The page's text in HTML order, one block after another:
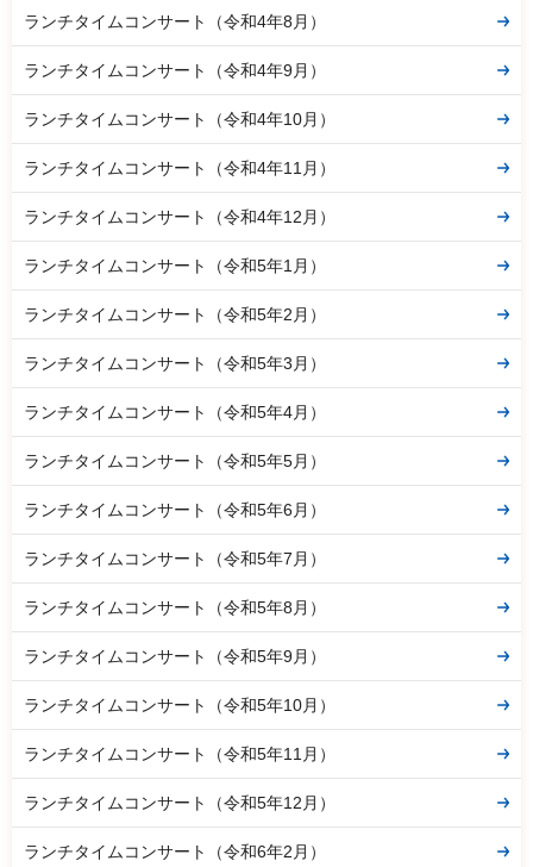
ランチタイムコンサート（令和4年8月）
ランチタイムコンサート（令和4年9月）
ランチタイムコンサート（令和4年10月）
ランチタイムコンサート（令和4年11月）
ランチタイムコンサート（令和4年12月）
ランチタイムコンサート（令和5年1月）
ランチタイムコンサート（令和5年2月）
ランチタイムコンサート（令和5年3月）
ランチタイムコンサート（令和5年4月）
ランチタイムコンサート（令和5年5月）
ランチタイムコンサート（令和5年6月）
ランチタイムコンサート（令和5年7月）
ランチタイムコンサート（令和5年8月）
ランチタイムコンサート（令和5年9月）
ランチタイムコンサート（令和5年10月）
ランチタイムコンサート（令和5年11月）
ランチタイムコンサート（令和5年12月）
ランチタイムコンサート（令和6年2月）